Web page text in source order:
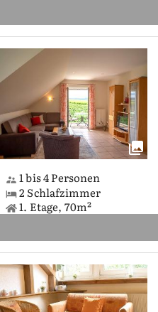
1 bis 4 Personen
2 Schlafzimmer
1. Etage, 70m²